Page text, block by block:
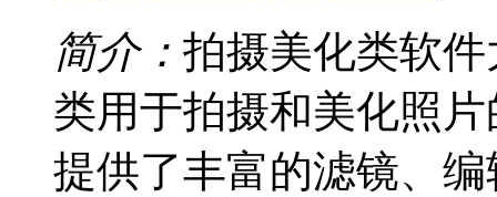
简介： 拍摄美化类软
类用于拍摄和美化照
提供了丰富的滤镜、